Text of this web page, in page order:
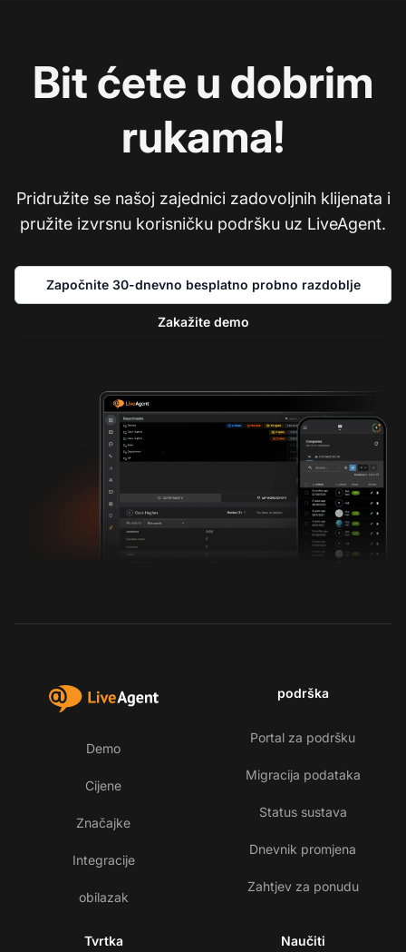
Bit ćete u dobrim
rukama!
Pridružite se našoj zajednici zadovoljnih klijenata i
pružite izvrsnu korisničku podršku uz LiveAgent.
Započnite 30-dnevno besplatno probno razdoblje
Zakažite demo
Demo
Cijene
Značajke
Integracije
obilazak
podrška
Portal za podršku
Migracija podataka
Status sustava
Dnevnik promjena
Zahtjev za ponudu
Tvrtka Naučiti